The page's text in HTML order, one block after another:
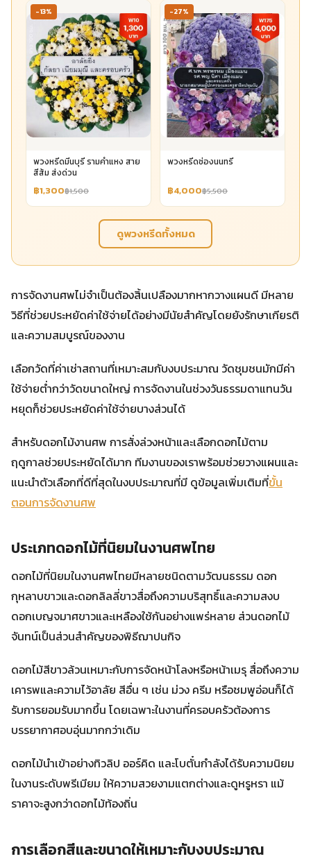
-13%
พวงหรีดมีนบุรี รามคำแหง สาย
สีส้ม ส่งด่วน
฿1,300฿1,500
-27%
พวงหรีดช่องนนทรี
฿4,000฿5,500
ดูพวงหรีดทั้งหมด
การจัดงานศพไม่จำเป็นต้องสิ้นเปลืองมากหากวางแผนดี มีหลาย
วิธีที่ช่วยประหยัดค่าใช้จ่ายได้อย่างมีนัยสำคัญโดยยังรักษาเกียรติ
และความสมบูรณ์ของงาน
เลือกวัดที่ค่าเช่าสถานที่เหมาะสมกับงบประมาณ วัดชุมชนมักมีค่า
ใช้จ่ายต่ำกว่าวัดขนาดใหญ่ การจัดงานในช่วงวันธรรมดาแทนวัน
หยุดก็ช่วยประหยัดค่าใช้จ่ายบางส่วนได้
สำหรับดอกไม้งานศพ การสั่งล่วงหน้าและเลือกดอกไม้ตาม
ฤดูกาลช่วยประหยัดได้มาก ทีมงานของเราพร้อมช่วยวางแผนและ
แนะนำตัวเลือกที่ดีที่สุดในงบประมาณที่มี ดูข้อมูลเพิ่มเติมที่ขั้น
ตอนการจัดงานศพ
ประเภทดอกไม้ที่นิยมในงานศพไทย
ดอกไม้ที่นิยมในงานศพไทยมีหลายชนิดตามวัฒนธรรม ดอก
กุหลาบขาวและดอกลิลลี่ขาวสื่อถึงความบริสุทธิ์และความสงบ
ดอกเบญจมาศขาวและเหลืองใช้กันอย่างแพร่หลาย ส่วนดอกไม้
จันทน์เป็นส่วนสำคัญของพิธีฌาปนกิจ
ดอกไม้สีขาวล้วนเหมาะกับการจัดหน้าโลงหรือหน้าเมรุ สื่อถึงความ
เคารพและความไว้อาลัย สีอื่น ๆ เช่น ม่วง ครีม หรือชมพูอ่อนก็ได้
รับการยอมรับมากขึ้น โดยเฉพาะในงานที่ครอบครัวต้องการ
บรรยากาศอบอุ่นมากกว่าเดิม
ดอกไม้นำเข้าอย่างทิวลิป ออร์คิด และโบตั๋นกำลังได้รับความนิยม
ในงานระดับพรีเมียม ให้ความสวยงามแตกต่างและดูหรูหรา แม้
ราคาจะสูงกว่าดอกไม้ท้องถิ่น
การเลือกสีและขนาดให้เหมาะกับงบประมาณ